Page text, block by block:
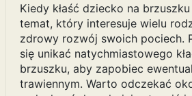
Kiedy kłaść dziecko na
temat, który interesuje wielu
zdrowy rozwój swoich pociech.
się unikać natychmiastowego
brzuszku, aby zapobiec
trawiennym. Warto odczekać